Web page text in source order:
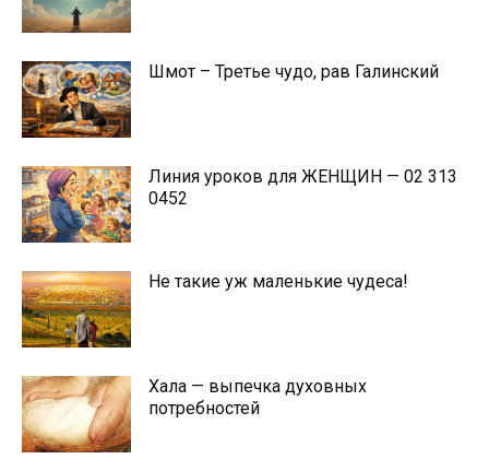
Шмот – Третье чудо, рав Галинский
Линия уроков для ЖЕНЩИН — 02 313
0452
Не такие уж маленькие чудеса!
Хала — выпечка духовных
потребностей